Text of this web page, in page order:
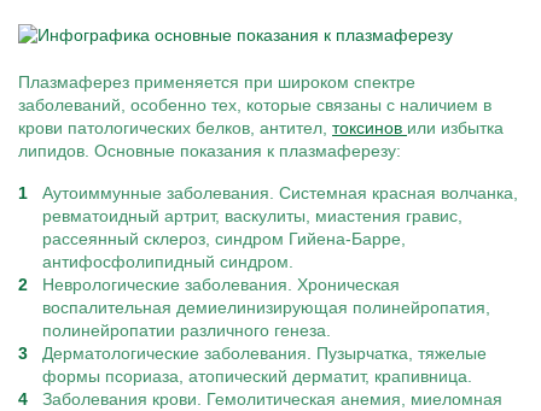
Плазмаферез применяется при широком спектре
заболеваний, особенно тех, которые связаны с наличием в
крови патологических белков, антител, токсинов или избытка
липидов. Основные показания к плазмаферезу:
Аутоиммунные заболевания. Системная красная волчанка,
ревматоидный артрит, васкулиты, миастения гравис,
рассеянный склероз, синдром Гийена-Барре,
антифосфолипидный синдром.
Неврологические заболевания. Хроническая
воспалительная демиелинизирующая полинейропатия,
полинейропатии различного генеза.
Дерматологические заболевания. Пузырчатка, тяжелые
формы псориаза, атопический дерматит, крапивница.
Заболевания крови. Гемолитическая анемия, миеломная